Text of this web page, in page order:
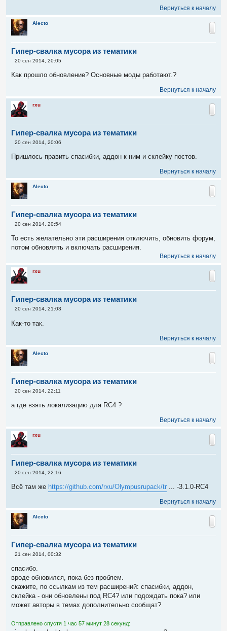
н
и
е
Вернуться к началу
Alecto
Гипер-свалка мусора из тематики
С
б
и
е
20 сен 2014, 20:05
Как прошло обновление? Основные моды работают.?
Вернуться к началу
rxu
Гипер-свалка мусора из тематики
С
о
б
н
и
е
20 сен 2014, 20:06
Пришлось править спасибки, аддон к ним и склейку постов.
Вернуться к началу
Alecto
Гипер-свалка мусора из тематики
С
о
б
щ
и
е
20 сен 2014, 20:54
То есть желательно эти расширения отключить, обновить форум,
потом обновлять и включать расширения.
Вернуться к началу
rxu
Гипер-свалка мусора из тематики
С
б
н
и
е
20 сен 2014, 21:03
Как-то так.
Вернуться к началу
Alecto
Гипер-свалка мусора из тематики
С
б
и
е
20 сен 2014, 22:11
а где взять локализацию для RC4 ?
Вернуться к началу
rxu
Гипер-свалка мусора из тематики
С
о
б
н
и
е
20 сен 2014, 22:16
Всё там же https://github.com/rxu/Olympusrupack/tr ... -3.1.0-RC4
Вернуться к началу
Alecto
Гипер-свалка мусора из тематики
С
б
щ
н
и
21 сен 2014, 00:32
спасибо.
вроде обновился, пока без проблем.
скажите, по ссылкам из тем расширений: спасибки, аддон,
склейка - они обновлены под RC4? или подождать пока? или
может авторы в темах дополнительно сообщат?
Отправлено спустя 1 час 57 минут 28 секунд: